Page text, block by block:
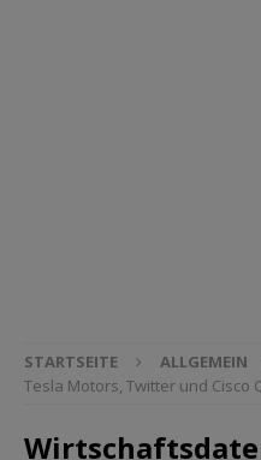
STARTSEITE ALLGEMEIN
Tesla Motors, Twitter und Cisco